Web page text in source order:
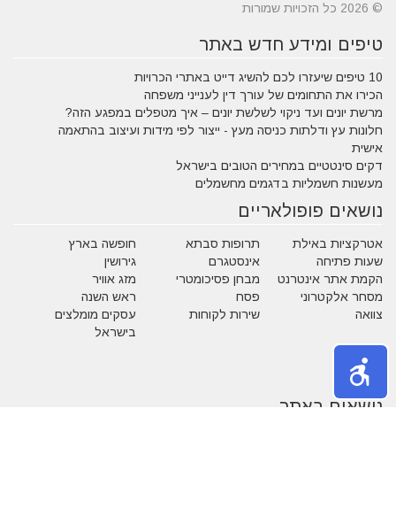
© 2026 כל הזכויות שמורות
טיפים ומידע חדש באתר
10 טיפים שיעזרו לכם להשיג דייט באתרי הכרויות
הכירו את התחומים של עורך דין לענייני משפחה
מרשת יונים ועד ניקוי לשלשת יונים – איך מטפלים במפגע הזה?
חלונות עץ ודלתות כניסה מעץ - ייצור לפי מידות ועיצוב בהתאמה
אישית
דקים סינטטיים במחירים הטובים בישראל
מעשנות חשמליות בדגמים מחשמלים
נושאים פופולאריים
אטרקציות באילת תרופות סבתא
חופשה בארץ
שעות פתיחה
אינסטגרם
גירושין
הקמת אתר אינטרנט
מבחן פסיכומטרי
מזג אוויר
מסחר אלקטרוני
פסח
ראש השנה
צוואה
שירות לקוחות
עסקים מומלצים
בישראל
משחקים
נושאים באתר